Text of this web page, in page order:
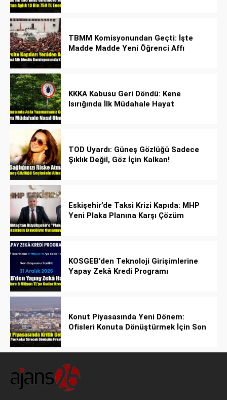
TBMM Komisyonundan Geçti: İşte
Madde Madde Yeni Öğrenci Affı
KKKA Kabusu Geri Döndü: Kene
Isırığında İlk Müdahale Hayat
TOD Uyardı: Güneş Gözlüğü Sadece
Şıklık Değil, Göz İçin Kalkan!
Eskişehir’de Taksi Krizi Kapıda: MHP
Yeni Plaka Planına Karşı Çözüm
KOSGEB’den Teknoloji Girişimlerine
Yapay Zekâ Kredi Programı
Konut Piyasasında Yeni Dönem:
Ofisleri Konuta Dönüştürmek İçin Son